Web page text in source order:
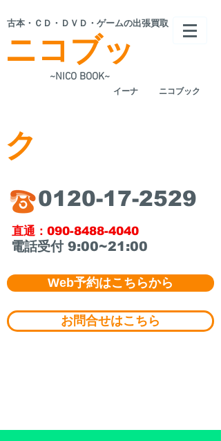
~NICO BOOK~
ニコブッ
ク
​古本・ＣＤ・ＤＶＤ・ゲームの出張買取
​イーナ
​0120-17-2529
ニコブック
​直通：090-8488-4040
​電話受付 9:00~21:00
Web予約はこちらから
お問合せはこちら